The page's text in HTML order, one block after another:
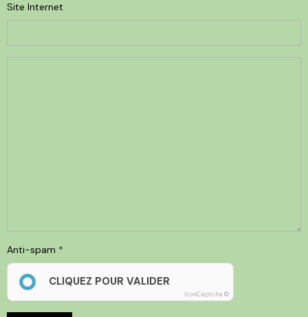
Site Internet
Anti-spam
CLIQUEZ POUR VALIDER
IconCaptcha ©